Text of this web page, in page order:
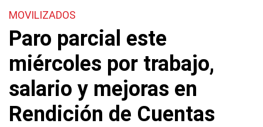
MOVILIZADOS
Paro parcial este
miércoles por trabajo,
salario y mejoras en
Rendición de Cuentas